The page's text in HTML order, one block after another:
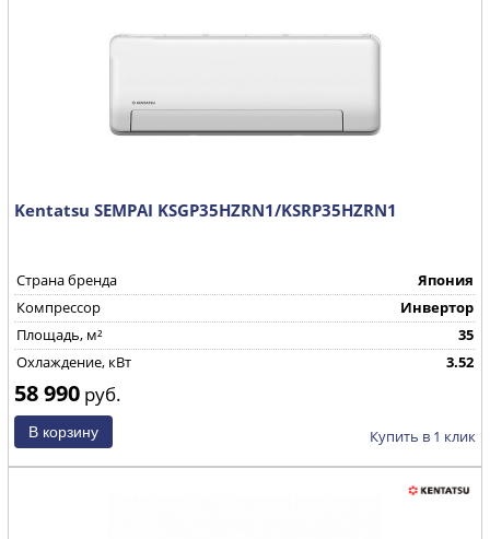
Kentatsu SEMPAI KSGP35HZRN1/KSRP35HZRN1
Страна бренда
Япония
Компрессор
Инвертор
Площадь, м²
35
Охлаждение, кВт
3.52
58 990 руб.
Купить в 1 клик